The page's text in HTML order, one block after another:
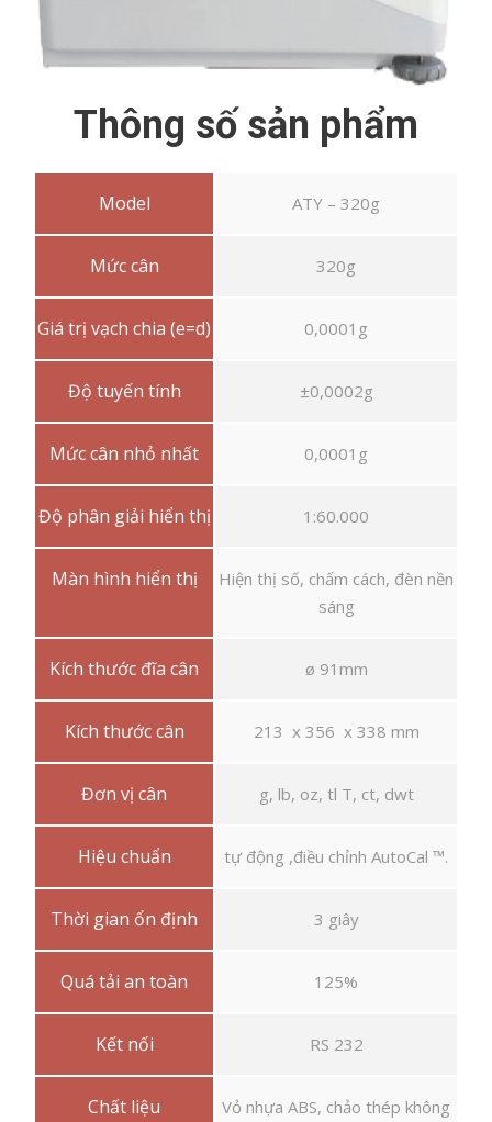
Thông số sản phẩm
Model ATY – 320g
Mức cân 320g
Giá trị vạch chia (e=d) 0,0001g
Độ tuyến tính ±0,0002g
Mức cân nhỏ nhất 0,0001g
Độ phân giải hiển thị 1:60.000
Màn hình hiển thị
Hiện thị số, chấm cách, đèn nền
sáng
Kích thước đĩa cân ø 91mm
Kích thước cân 213 x 356 x 338 mm
Đơn vị cân g, lb, oz, tl T, ct, dwt
Hiệu chuẩn tự động ,điều chỉnh AutoCal ™.
Thời gian ổn định 3 giây
Quá tải an toàn 125%
Kết nối RS 232
Chất liệu
Vỏ nhựa ABS, chảo thép không